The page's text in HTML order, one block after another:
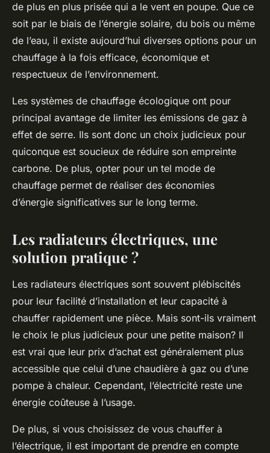
de plus en plus prisée qui a le vent en poupe. Que ce
soit par le biais de l’énergie solaire, du bois ou même
de l’eau, il existe aujourd’hui diverses options pour un
chauffage à la fois efficace, économique et
respectueux de l’environnement.
Les systèmes de chauffage écologique ont pour
principal avantage de limiter les émissions de gaz à
effet de serre. Ils sont donc un choix judicieux pour
quiconque est soucieux de réduire son empreinte
carbone. De plus, opter pour un tel mode de
chauffage permet de réaliser des économies
d’énergie significatives sur le long terme.
Les radiateurs électriques, une
solution pratique ?
Les radiateurs électriques sont souvent plébiscités
pour leur facilité d’installation et leur capacité à
chauffer rapidement une pièce. Mais sont-ils vraiment
le choix le plus judicieux pour une petite maison? Il
est vrai que leur prix d’achat est généralement plus
accessible que celui d’une chaudière à gaz ou d’une
pompe à chaleur. Cependant, l’électricité reste une
énergie coûteuse à l’usage.
De plus, si vous choisissez de vous chauffer à
l’électrique, il est important de prendre en compte